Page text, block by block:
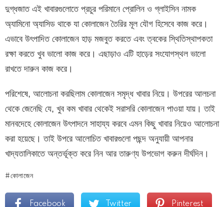
দুগ্ধজাত এই খাবারগুলোতে প্রচুর পরিমানে প্রোলিন ও গ্লাইসিন নামক
অ্যামিনো অ্যাসিড থাকে যা কোলাজেন তৈরির মূল যৌগ হিসেবে কাজ করে।
এভাবে উৎপাদিত কোলাজেন হাড় মজবুত করতে এবং ত্বকের স্থিতিস্থাপকতা
রক্ষা করতে খুব ভালো কাজ করে। এছাড়াও এটি হাড়ের সংযোগস্থল ভালো
রাখতে দারুন কাজ করে।
পরিশেষে, আলোচনা করছিলাম কোলাজেন সমৃদ্ধ খাবার নিয়ে। উপরের আলচনা
থেকে জেনেছি যে, খুব কম খাবার থেকেই সরাসরি কোলাজেন পাওয়া যায়। তাই
মানবদেহে কোলাজেন উৎপাদনে সাহায্য করবে এমন কিছু খাবার নিয়েও আলোচনা
করা হয়েছে। তাই উপরে আলোচিত খাবারগুলো পছন্দ অনুযায়ী আপনার
খাদ্যতালিকাতে অন্তর্ভূক্ত করে নিন আর তারুণ্য উপভোগ করুন দীর্ঘদিন।
কোলাজেন
Facebook Twitter Pinterest